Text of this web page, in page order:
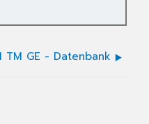
TM GE - Datenbank